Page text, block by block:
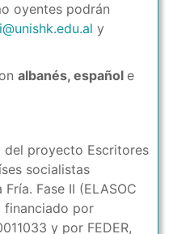
oyentes podrán
y
albanés, español e
del proyecto Escritores
socialistas
Fase II (ELASOC
financiado por
y por FEDER,